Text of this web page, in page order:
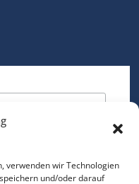
verwenden wir Technologien
und/oder darauf
*